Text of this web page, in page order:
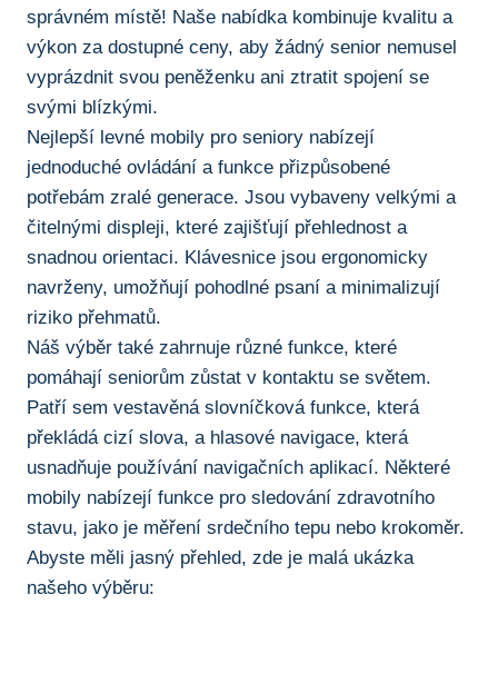
správném místě! Naše‍ nabídka ​kombinuje kvalitu​ a
výkon za dostupné ceny, aby žádný senior ⁢nemusel
vyprázdnit svou peněženku ani ztratit spojení se
svými blízkými.
Nejlepší levné mobily pro seniory nabízejí
jednoduché ovládání ⁤a funkce přizpůsobené
potřebám zralé generace. Jsou vybaveny velkými‌ a
čitelnými displeji, které zajišťují přehlednost⁣ a
snadnou orientaci. Klávesnice jsou ergonomicky
navrženy, umožňují pohodlné psaní a minimalizují
riziko přehmatů.
Náš výběr také zahrnuje různé funkce,⁣ které
pomáhají seniorům zůstat‌ v kontaktu se světem.
Patří sem vestavěná slovníčková funkce, která
překládá cizí slova, a hlasové navigace, která
usnadňuje používání navigačních ​aplikací. Některé
mobily nabízejí funkce pro sledování zdravotního
stavu, jako je měření ⁣srdečního tepu nebo krokoměr.
Abyste měli jasný přehled, zde je malá ukázka
našeho výběru: